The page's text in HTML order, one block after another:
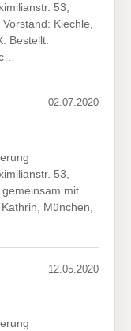
53,
Kiechle,
Bestellt:
02.07.2020
53,
mit
München,
12.05.2020